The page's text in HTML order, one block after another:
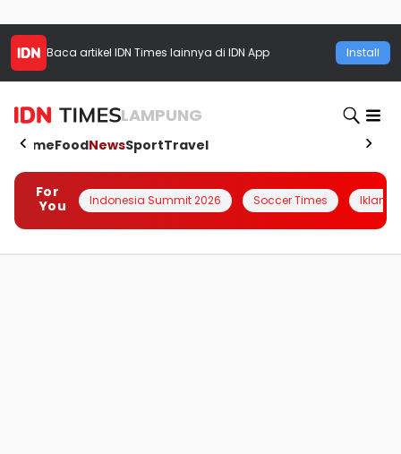
Baca artikel IDN Times lainnya di IDN App Install
LAMPUNG
HomeFoodNewsSportTravel
For
You
Indonesia Summit 2026 Soccer Times Iklanin